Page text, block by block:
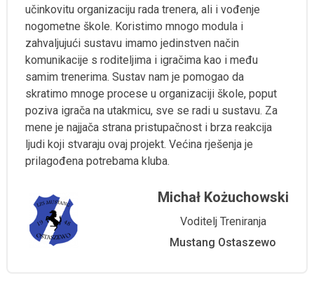
učinkovitu organizaciju rada trenera, ali i vođenje
nogometne škole. Koristimo mnogo modula i
zahvaljujući sustavu imamo jedinstven način
komunikacije s roditeljima i igračima kao i među
samim trenerima. Sustav nam je pomogao da
skratimo mnoge procese u organizaciji škole, poput
poziva igrača na utakmicu, sve se radi u sustavu. Za
mene je najjača strana pristupačnost i brza reakcija
ljudi koji stvaraju ovaj projekt. Većina rješenja je
prilagođena potrebama kluba.
Michał Kożuchowski
Voditelj Treniranja
Mustang Ostaszewo